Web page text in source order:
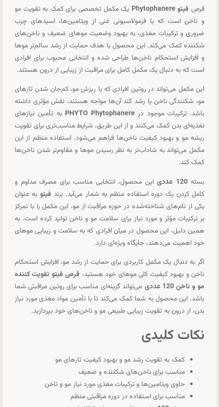
قرص فیتو Phytophanere
یک مکمل تخصصی برای کمک به تقویت مو
و ناخن است که با فرمولاسیونی غنی از ویتامین‌ها، اسیدهای چرب
ضروری و ترکیبات مغذی، به بهبود وضعیت موهای ضعیف و ناخن‌های
شکننده کمک می‌کند. این محصول با هدف حمایت از رشد سالم‌تر موها
و افزایش استحکام ناخن‌ها طراحی شده و انتخابی محبوب برای افرادی
است که به دنبال یک مکمل کامل برای مراقبت از زیبایی از درون هستند.
این مکمل می‌تواند در روتین افرادی که با ریزش مو، کم‌جان شدن تارهای
مو، شکنندگی ناخن یا رشد کند آن‌ها مواجه هستند، نقش مؤثری داشته
باشد. ترکیبات موجود در PHYTO Phytophanere به تأمین نیازهای
تغذیه‌ای بدن کمک می‌کنند و از این طریق، شرایط مناسب‌تری برای تقویت
ریشه مو و بهبود کیفیت ناخن‌ها فراهم می‌شود. استفاده منظم از این
مکمل می‌تواند به شاداب‌تر به نظر رسیدن موها و مقاوم‌تر شدن ناخن‌ها
کمک کند.
بسته120 عددی
این محصول، انتخابی مناسب برای مصرف مداوم و
کامل کردن یک دوره استفاده منظم به شمار می‌آید. برند فیتو به عنوان
یکی از نام‌های شناخته‌شده در حوزه مراقبت از مو، این مکمل را با تمرکز
بر ترکیبات مؤثر و مورد نیاز برای سلامت مو و ناخن تولید کرده است. به
همین دلیل، این محصول در میان افرادی که به سلامت و زیبایی موهای
خود اهمیت می‌دهند، جایگاه ویژه‌ای دارد.
اگر به دنبال یک مکمل کاربردی برای حمایت از رشد مو، افزایش استحکام
ناخن و بهبود کیفیت کلی موهای خود هستید، قرص فیتو تقویت کننده
مو و ناخن 120 عددی
می‌تواند گزینه‌ای مناسب برای روتین مراقبتی شما
باشد. این محصول به شما کمک می‌کند تا با تأمین مواد مغذی مورد نیاز
بدن، از درون به تقویت زیبایی طبیعی مو و ناخن‌های خود بپردازید.
نکات کلیدی
کمک به تقویت رشد مو و بهبود کیفیت تارهای مو
مناسب برای ناخن‌های شکننده و ضعیف
حاوی ویتامین‌ها و ترکیبات مغذی مورد نیاز مو و ناخن
مناسب برای استفاده در دوره مراقبتی منظم